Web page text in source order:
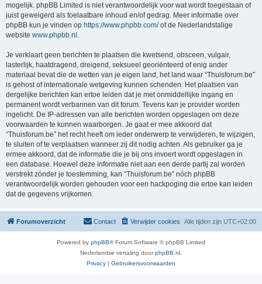
mogelijk. phpBB Limited is niet verantwoordelijk voor wat wordt toegestaan of
juist geweigerd als toelaatbare inhoud en/of gedrag. Meer informatie over
phpBB kun je vinden op https://www.phpbb.com/of de Nederlandstalige
website www.phpbb.nl .
Je verklaart geen berichten te plaatsen die kwetsend, obsceen, vulgair,
lasterlijk, haatdragend, dreigend, seksueel georiënteerd of enig ander
materiaal bevat die de wetten van je eigen land, het land waar “Thuisforum.be”
is gehost of internationale wetgeving kunnen schenden. Het plaatsen van
dergelijke berichten kan ertoe leiden dat je met onmiddellijke ingang en
permanent wordt verbannen van dit forum. Tevens kan je provider worden
ingelicht. De IP-adressen van alle berichten worden opgeslagen om deze
voorwaarden te kunnen waarborgen. Je gaat er mee akkoord dat
“Thuisforum.be” het recht heeft om ieder onderwerp te verwijderen, te wijzigen,
te sluiten of te verplaatsen wanneer zij dit nodig achten. Als gebruiker ga je
ermee akkoord, dat de informatie die je bij ons invoert wordt opgeslagen in
een database. Hoewel deze informatie niet aan een derde partij zal worden
verstrekt zónder je toestemming, kan “Thuisforum.be” nóch phpBB
verantwoordelijk worden gehouden voor een hackpoging die ertoe kan leiden
dat de gegevens vrijkomen.
Forumoverzicht Alle tijden zijn UTC+02:00
Verwijder cookies
Contact
Powered by phpBB® Forum Software © phpBB Limited
Nederlandse vertaling doorphpBB.nl
Privacy | Gebruikersvoorwaarden